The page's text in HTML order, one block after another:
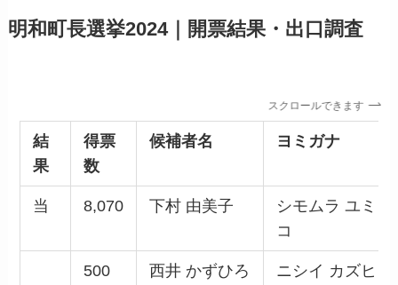
明和町長選挙2024｜開票結果・出口調査
スクロールできます
結
果
得票
数
候補者名 ヨミガナ
当 8,070 下村 由美子
シモムラ ユミ
コ
500 西井 かずひろ
ニシイ カズヒ